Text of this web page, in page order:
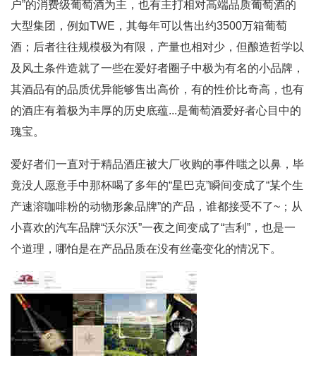
户”的消费级葡萄酒为主，也有主打相对高端品质葡萄酒的
大型集团，例如TWE，其每年可以售出约3500万箱葡萄
酒；后者往往规模极为有限，产量也相对少，但酿造哲学以
及风土条件造就了一些在爱好者圈子中极为有名的小品牌，
其酒品有的品质优异能够售出高价，有的性价比奇高，也有
的酒庄有着极为丰厚的历史底蕴...是葡萄酒爱好者心目中的
瑰宝。
爱好者们一直对于精品酒庄被大厂收购的事件嗤之以鼻，毕
竟没人愿意手中那杯喝了多年的“星巴克”瞬间变成了“某个生
产速溶咖啡粉的动物形象品牌”的产品，谁都接受不了~；从
小喜欢的汽车品牌“沃尔沃”一夜之间变成了“吉利”，也是一
个道理，哪怕是在产品品质在没有丝毫变化的情况下。